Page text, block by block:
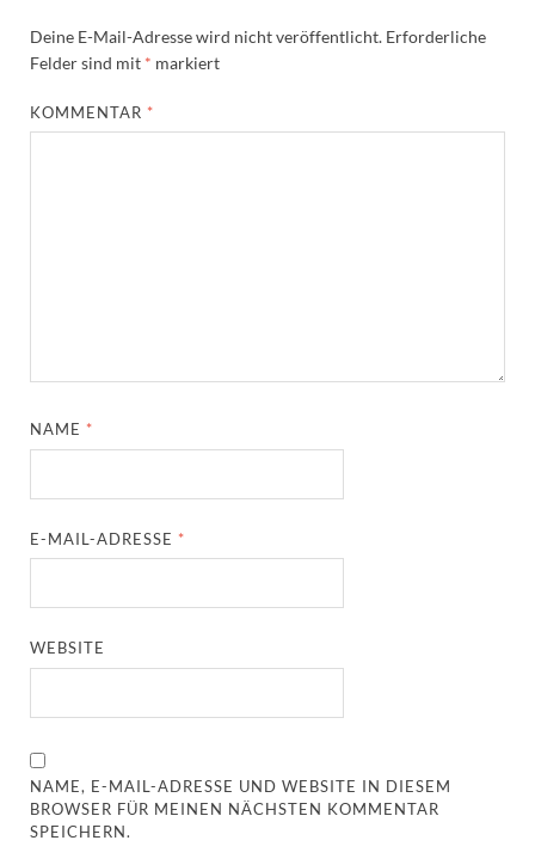
Deine E-Mail-Adresse wird nicht veröffentlicht. Erforderliche
Felder sind mit * markiert
KOMMENTAR *
NAME *
E-MAIL-ADRESSE *
WEBSITE
NAME, E-MAIL-ADRESSE UND WEBSITE IN DIESEM
BROWSER FÜR MEINEN NÄCHSTEN KOMMENTAR
SPEICHERN.